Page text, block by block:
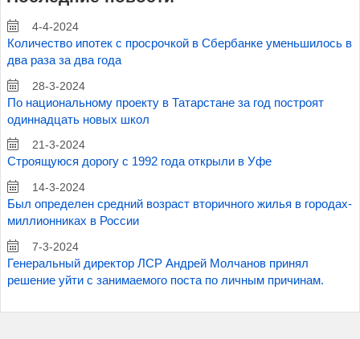
4-4-2024
Количество ипотек с просрочкой в Сбербанке уменьшилось в
два раза за два года
28-3-2024
По национальному проекту в Татарстане за год построят
одиннадцать новых школ
21-3-2024
Строящуюся дорогу с 1992 года открыли в Уфе
14-3-2024
Был определен средний возраст вторичного жилья в городах-
миллионниках в России
7-3-2024
Генеральный директор ЛСР Андрей Молчанов принял
решение уйти с занимаемого поста по личным причинам.